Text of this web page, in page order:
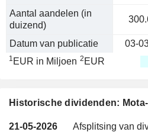
Aantal aandelen (in
duizend)
Datum van publicatie 03-
1 EUR in Miljoen 2 EUR
Historische dividenden:
21-05-2026 Afsplitsing van